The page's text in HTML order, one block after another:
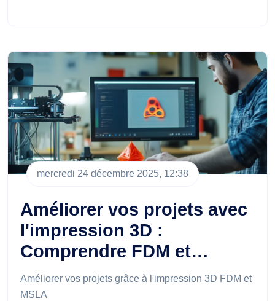
mercredi 24 décembre 2025, 12:38
Améliorer vos projets avec
l'impression 3D :
Comprendre FDM et…
Améliorer vos projets grâce à l'impression 3D FDM et
MSLA